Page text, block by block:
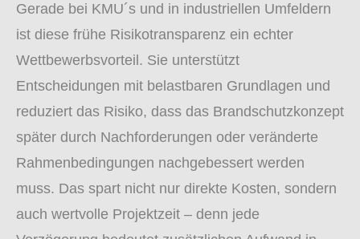
Gerade bei KMU´s und in industriellen Umfeldern
ist diese frühe Risikotransparenz ein echter
Wettbewerbsvorteil. Sie unterstützt
Entscheidungen mit belastbaren Grundlagen und
reduziert das Risiko, dass das Brandschutzkonzept
später durch Nachforderungen oder veränderte
Rahmenbedingungen nachgebessert werden
muss. Das spart nicht nur direkte Kosten, sondern
auch wertvolle Projektzeit – denn jede